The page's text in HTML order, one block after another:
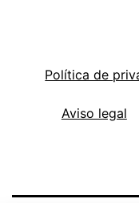
Política de
Aviso legal